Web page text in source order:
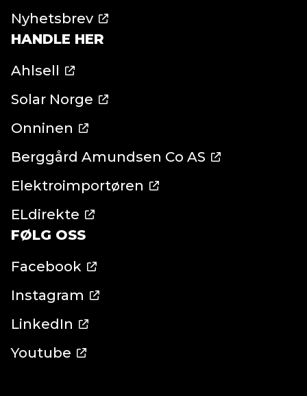
Nyhetsbrev
HANDLE HER
Ahlsell
Solar Norge
Onninen
Berggård Amundsen Co AS
Elektroimportøren
ELdirekte
FØLG OSS
Facebook
Instagram
LinkedIn
Youtube